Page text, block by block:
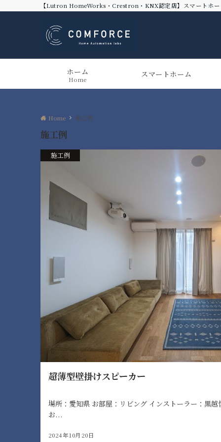
【Lutron HomeWorks・Crestron・KNX認定店】スマートホ
ホーム
Home
スマートホーム
Home 施工例
施工例
施工例
超薄型壁掛けスピーカー
場所：愛知県 お部屋：リビング インストーラー：黒
お...
2024年10月20日